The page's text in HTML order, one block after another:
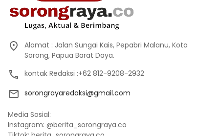
Alamat : Jalan Sungai Kais, Pepabri Malanu, Kota
Sorong, Papua Barat Daya.
kontak Redaksi :+62 812-9208-2932
sorongrayaredaksi@gmail.com
Media Sosial:
Instagram: @berita_sorongraya.co